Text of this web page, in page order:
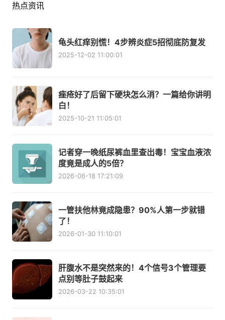
热点资讯
龟头红痒别慌！4步辨炎症5招彻底防复发
2025-12-02 11:00:01
痤疮好了后留下硬块怎么消？一篇给你讲明
白！
2025-10-21 11:05:01
记者穿一晚纸尿裤血里查出毒！宝宝血液浓
度竟是成人的5倍？
2026-06-18 17:21:09
一管扶他林竟成隐患？90%人第一步就错
了！
2026-01-30 11:10:01
肝腹水不是突然来的！4个信号3个管理要
点别等肚子鼓起来
2026-03-22 10:35:01